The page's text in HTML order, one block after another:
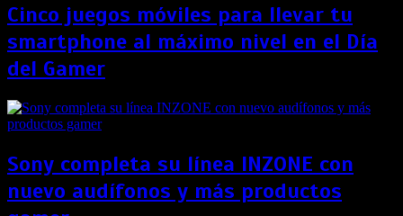
Cinco juegos móviles para llevar tu
smartphone al máximo nivel en el Día
del Gamer
Sony completa su línea INZONE con
nuevo audífonos y más productos